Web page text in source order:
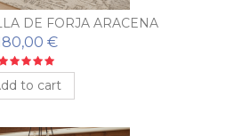
DE FORJA ARACENA
€
to cart